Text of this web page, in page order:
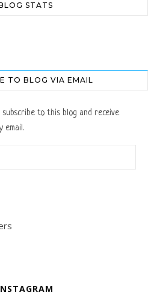
STATS
TO BLOG VIA EMAIL
to this blog and receive
email.